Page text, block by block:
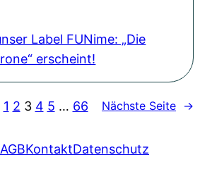
1 2 3 4 5 … 66 Nächste Seite →
AGBKontaktDatenschutz